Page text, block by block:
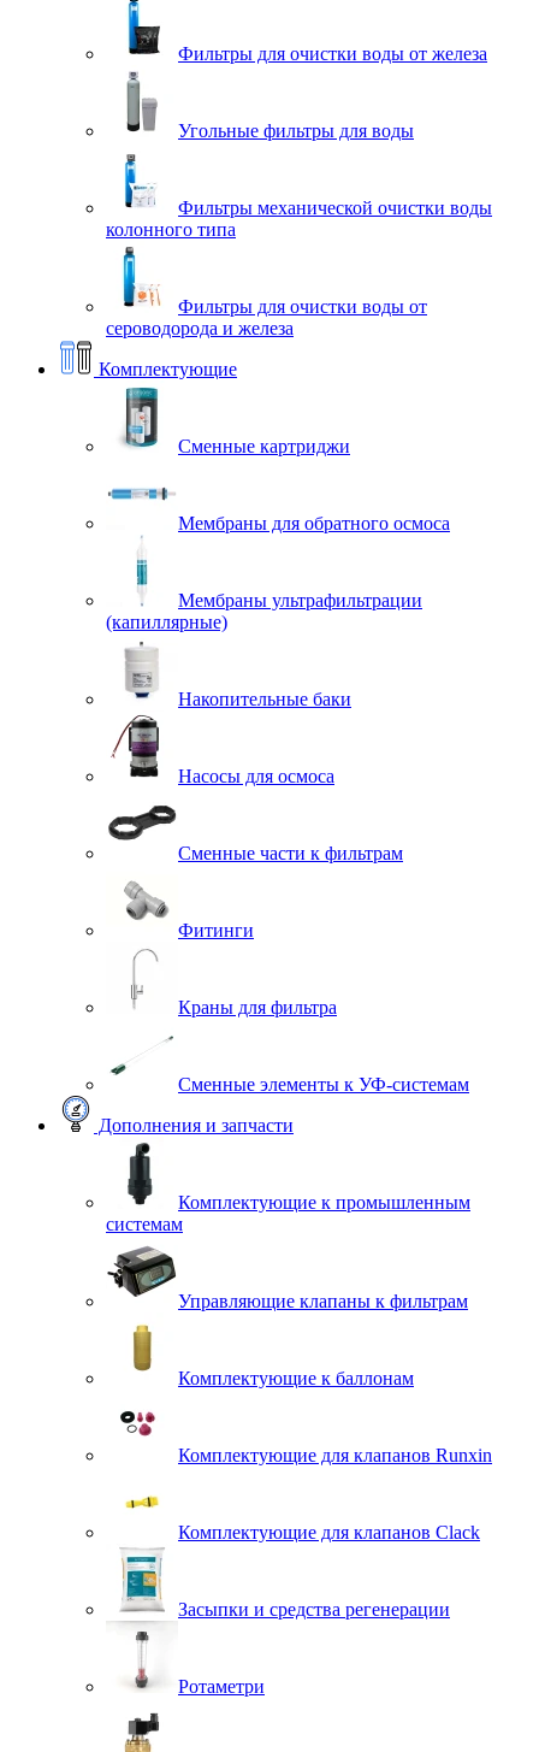
Фильтры для очистки воды от железа
Угольные фильтры для воды
Фильтры механической очистки воды
колонного типа
Фильтры для очистки воды от
сероводорода и железа
Комплектующие
Сменные картриджи
Мембраны для обратного осмоса
Мембраны ультрафильтрации
(капиллярные)
Накопительные баки
Насосы для осмоса
Сменные части к фильтрам
Фитинги
Краны для фильтра
Сменные элементы к УФ-системам
Дополнения и запчасти
Комплектующие к промышленным
системам
Управляющие клапаны к фильтрам
Комплектующие к баллонам
Комплектующие для клапанов Runxin
Комплектующие для клапанов Clack
Засыпки и средства регенерации
Ротаметри